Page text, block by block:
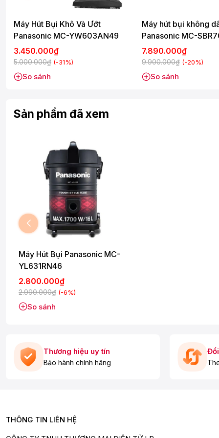
Dung tích chứa bụi lớn
dài, hạn chế quá trình thải bỏ rác và bụi bẩn đem đến sự
THÔNG SỐ KỸ THUẬT
Bộ Lọc
Máy Hút Bụi Khô Và Ướt
Panasonic MC-YW603AN49
3.450.000₫
5.000.000₫ (-31%)
So sánh
Máy hút bụi không
Panasonic MC-
7.890.000₫
9.900.000₫ (-20%)
So sánh
Sản phẩm đã xem
Máy Hút Bụi Panasonic MC-
YL631RN46
2.800.000₫
2.990.000₫ (-6%)
So sánh
Thương hiệu uy tín
Bảo hành chính hãng
THÔNG TIN LIÊN HỆ